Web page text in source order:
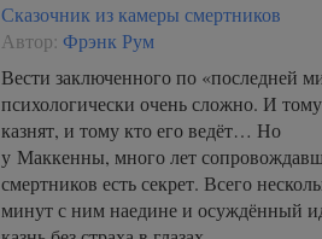
Сказочник из камеры смертников
Автор: Фрэнк Рум
Вести заключенного по «последней
психологически очень сложно. И
казнят, и тому кто его ведёт… Но
у Маккенны, много лет
смертников есть секрет. Всего
минут с ним наедине и осуждённый